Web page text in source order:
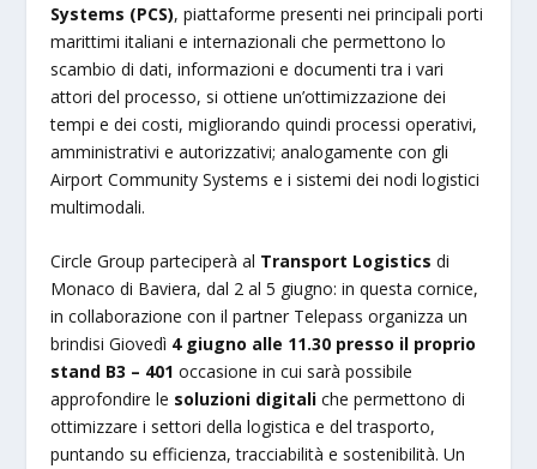
Systems (PCS), piattaforme presenti nei principali porti
marittimi italiani e internazionali che permettono lo
scambio di dati, informazioni e documenti tra i vari
attori del processo, si ottiene un’ottimizzazione dei
tempi e dei costi, migliorando quindi processi operativi,
amministrativi e autorizzativi; analogamente con gli
Airport Community Systems e i sistemi dei nodi logistici
multimodali.
Circle Group parteciperà al Transport Logistics di
Monaco di Baviera, dal 2 al 5 giugno: in questa cornice,
in collaborazione con il partner Telepass organizza un
brindisi Giovedì 4 giugno alle 11.30 presso il proprio
stand B3 – 401 occasione in cui sarà possibile
approfondire le soluzioni digitaliche permettono di
ottimizzare i settori della logistica e del trasporto,
puntando su efficienza, tracciabilità e sostenibilità. Un